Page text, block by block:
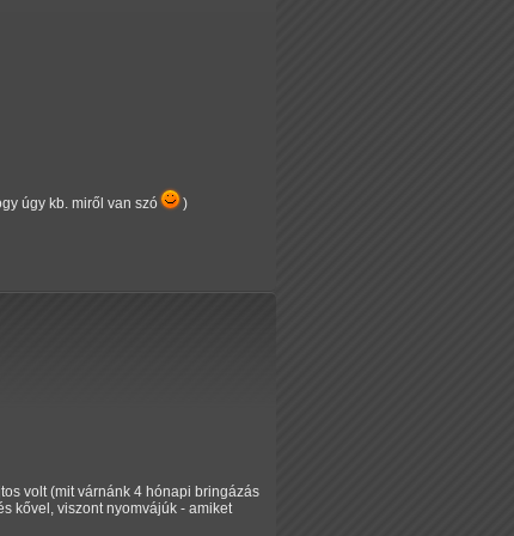
úgy kb. miről van szó )
volt (mit várnánk 4 hónapi bringázás
kővel, viszont nyomvájúk - amiket